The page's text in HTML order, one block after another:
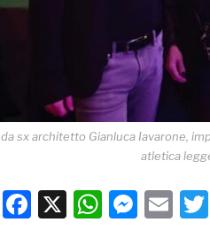
da sx architetto Gianluca Iavarone,
atletica
Facebook
X